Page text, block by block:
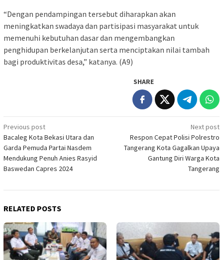
“Dengan pendampingan tersebut diharapkan akan
meningkatkan swadaya dan partisipasi masyarakat untuk
memenuhi kebutuhan dasar dan mengembangkan
penghidupan berkelanjutan serta menciptakan nilai tambah
bagi produktivitas desa,” katanya. (A9)
SHARE
Post
navigation
Previous post
Bacaleg Kota Bekasi Utara dan
Garda Pemuda Partai Nasdem
Mendukung Penuh Anies Rasyid
Baswedan Capres 2024
Next post
Respon Cepat Polisi Polrestro
Tangerang Kota Gagalkan Upaya
Gantung Diri Warga Kota
Tangerang
RELATED POSTS